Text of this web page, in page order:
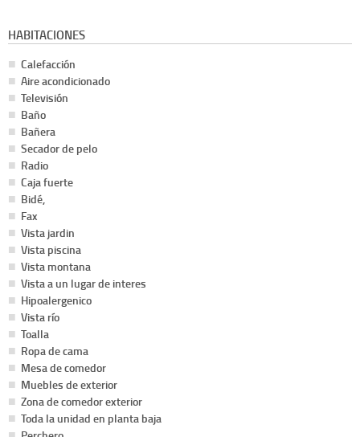
HABITACIONES
Calefacción
Aire acondicionado
Televisión
Baño
Bañera
Secador de pelo
Radio
Caja fuerte
Bidé,
Fax
Vista jardin
Vista piscina
Vista montana
Vista a un lugar de interes
Hipoalergenico
Vista río
Toalla
Ropa de cama
Mesa de comedor
Muebles de exterior
Zona de comedor exterior
Toda la unidad en planta baja